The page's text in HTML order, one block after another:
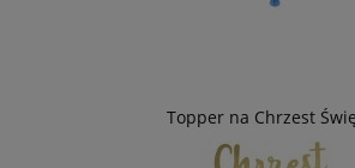
Topper na Chrzest